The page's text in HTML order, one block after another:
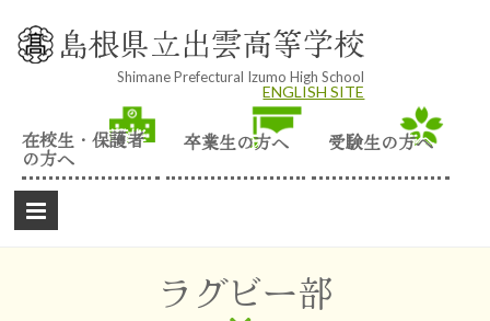
content 島根県立出雲高等学校
Shimane Prefectural Izumo High School
ENGLISH SITE
在校生・保護者
の方へ
卒業生の方へ 受験生の方へ
ラグビー部